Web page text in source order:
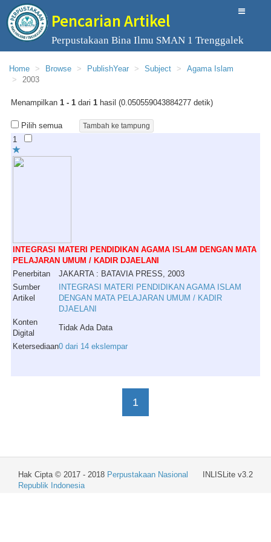
Pencarian Artikel
Perpustakaan Bina Ilmu SMAN 1 Trenggalek
Home Browse PublishYear Subject
Agama Islam
2003
Menampilkan 1 - 1 dari 1 hasil (0.050559043884277 detik)
Pilih semua
1
INTEGRASI MATERI PENDIDIKAN AGAMA ISLAM DENGAN MATA
PELAJARAN UMUM / KADIR DJAELANI
Penerbitan
JAKARTA : BATAVIA PRESS, 2003
Sumber
Artikel
INTEGRASI MATERI PENDIDIKAN AGAMA ISLAM
DENGAN MATA PELAJARAN UMUM / KADIR
DJAELANI
Konten
Digital
Tidak Ada Data
Ketersediaan0 dari 14 ekslempar
1
INLISLite v3.2
Hak Cipta © 2017 - 2018 Perpustakaan Nasional
Republik Indonesia